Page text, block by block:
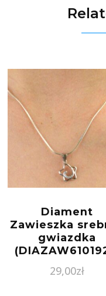
Diament
Zawieszka
gwiazdka
29,00zł